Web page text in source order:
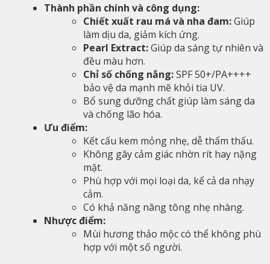
Thành phần chính và công dụng:
Chiết xuất rau má và nha đam:Giúp
làm dịu da, giảm kích ứng.
Pearl Extract:Giúp da sáng tự nhiên và
đều màu hơn.
Chỉ số chống nắng:SPF 50+/PA++++
bảo vệ da mạnh mẽ khỏi tia UV.
Bổ sung dưỡng chất giúp làm sáng da
và chống lão hóa.
Ưu điểm:
Kết cấu kem mỏng nhẹ, dễ thẩm thấu.
Không gây cảm giác nhờn rít hay nặng
mặt.
Phù hợp với mọi loại da, kể cả da nhạy
cảm.
Có khả năng nâng tông nhẹ nhàng.
Nhược điểm:
Mùi hương thảo mộc có thể không phù
hợp với một số người.